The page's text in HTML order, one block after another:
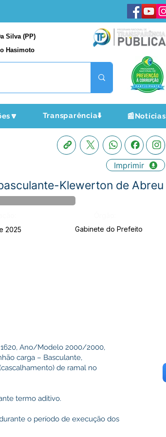
Silva (PP)
Hasimoto
Transparência⬇️ 📰Notícias
Imprimir
Klewerton de Abreu
2025 Gabinete do Prefeito
Ano/Modelo 2000/2000,
carga – Basculante,
de ramal no
termo aditivo.
o período de execução dos